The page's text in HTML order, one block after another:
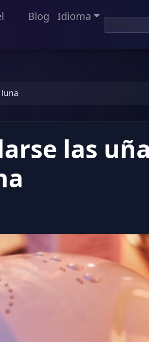
Blog Idioma
las